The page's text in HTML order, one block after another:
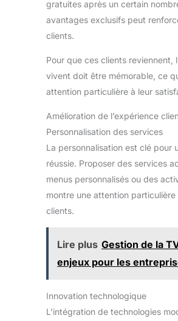
gratuites après un certain
avantages exclusifs peut
clients.
Pour que ces clients reviennent,
vivent doit être mémorable, ce
attention particulière à leur
Amélioration de l’expérience
Personnalisation des services
La personnalisation est clé pour
réussie. Proposer des services
menus personnalisés ou des
montre une attention
clients.
Lire plus Gestion de la
enjeux pour les
Innovation technologique
L’intégration de technologies